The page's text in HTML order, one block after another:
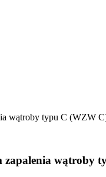
wątroby typu C (WZW
zapalenia wątroby